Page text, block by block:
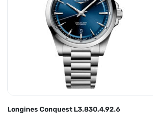
Longines Conquest L3.830.4.92.6